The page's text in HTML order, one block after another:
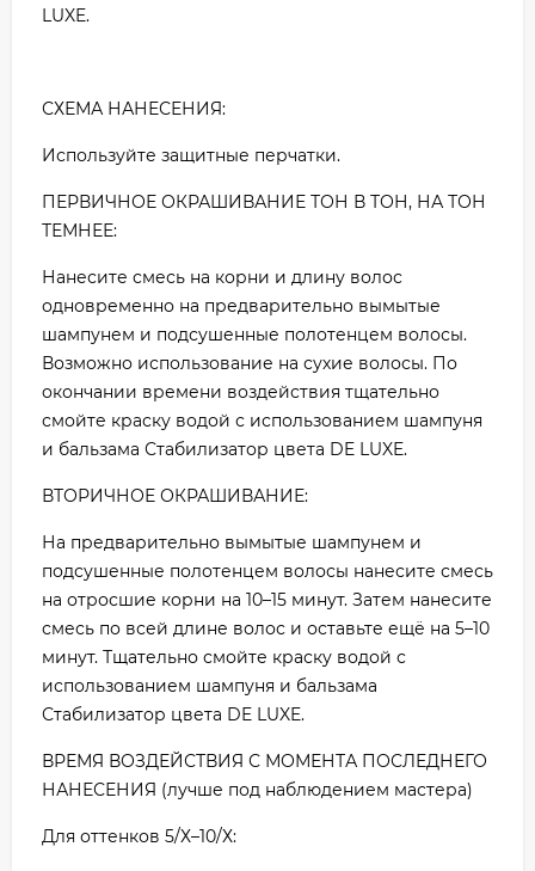
LUXE.
СХЕМА НАНЕСЕНИЯ:
Используйте защитные перчатки.
ПЕРВИЧНОЕ ОКРАШИВАНИЕ ТОН В ТОН, НА ТОН
ТЕМНЕЕ:
Нанесите смесь на корни и длину волос
одновременно на предварительно вымытые
шампунем и подсушенные полотенцем волосы.
Возможно использование на сухие волосы. По
окончании времени воздействия тщательно
смойте краску водой с использованием шампуня
и бальзама Стабилизатор цвета DE LUXE.
ВТОРИЧНОЕ ОКРАШИВАНИЕ:
На предварительно вымытые шампунем и
подсушенные полотенцем волосы нанесите смесь
на отросшие корни на 10–15 минут. Затем нанесите
смесь по всей длине волос и оставьте ещё на 5–10
минут. Тщательно смойте краску водой с
использованием шампуня и бальзама
Стабилизатор цвета DE LUXE.
ВРЕМЯ ВОЗДЕЙСТВИЯ С МОМЕНТА ПОСЛЕДНЕГО
НАНЕСЕНИЯ (лучше под наблюдением мастера)
Для оттенков 5/Х–10/Х: